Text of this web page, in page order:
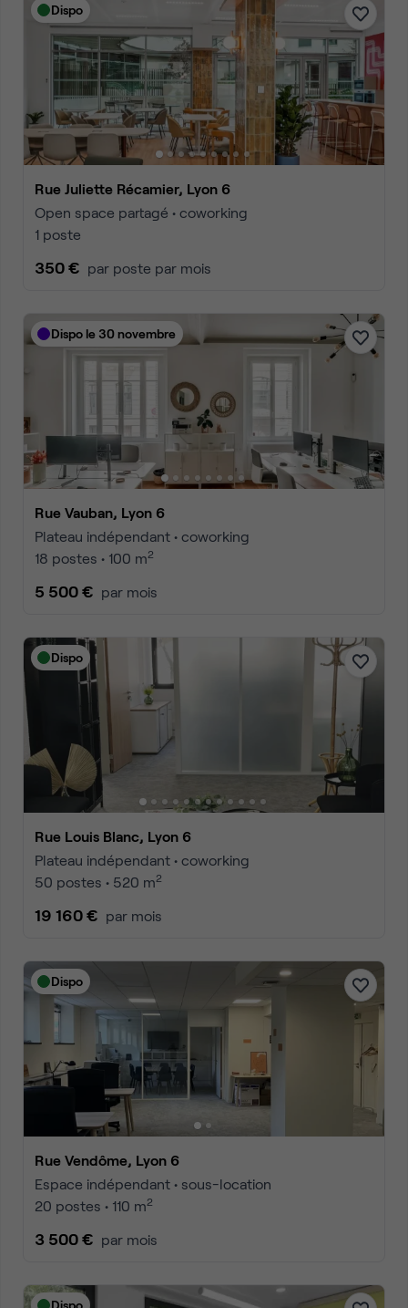
Dispo
Rue Juliette Récamier, Lyon 6
Open space partagé • coworking
1 poste
350 € par poste par mois
Dispo le 30 novembre
Rue Vauban, Lyon 6
Plateau indépendant • coworking
18 postes • 100 m2
5 500 € par mois
Dispo
Rue Louis Blanc, Lyon 6
Plateau indépendant • coworking
50 postes • 520 m2
19 160 € par mois
Dispo
Rue Vendôme, Lyon 6
Espace indépendant • sous-location
20 postes • 110 m2
3 500 € par mois
Dispo